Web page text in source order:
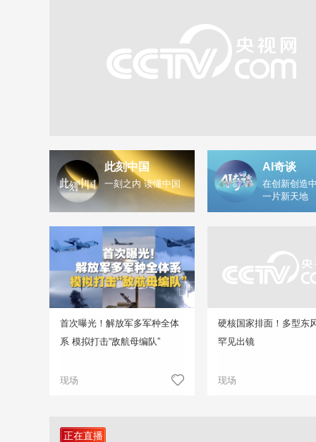
此刻中国
一刻之内 读懂中国
AI奇谈
在创新创造
一片新天地
首次曝光！解放军多军种全体
系 模拟打击“敌航母编队”
现场
硬核国家排面！多型东
罕见出镜
现场
正在直播